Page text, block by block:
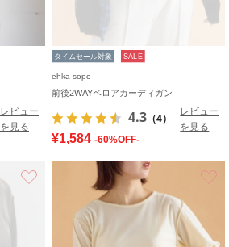
レビュー
を見る
タイムセール対象 SALE
ehka sopo
前後2WAYベロアカーディガン
4.3 （4）
レビュー
を見る
¥1,584 -60%OFF-